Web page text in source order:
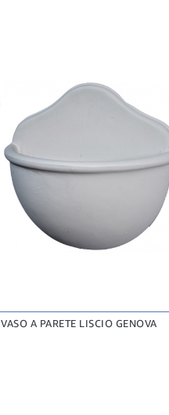
VASO A PARETE LISCIO GENOVA